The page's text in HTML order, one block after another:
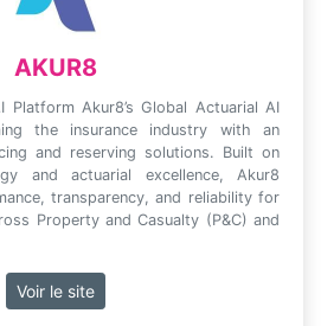
AKUR8
Platform Akur8’s Global Actuarial AI
the insurance industry with an
and reserving solutions. Built on
and actuarial excellence, Akur8
transparency, and reliability for
Property and Casualty (P&C) and
Voir le site